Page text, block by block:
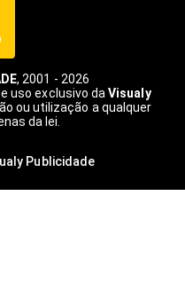
, 2001 - 2026
uso exclusivo daVisualy
ou utilização a qualquer
da lei.
Publicidade